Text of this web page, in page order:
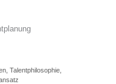
Talentphilosophie,